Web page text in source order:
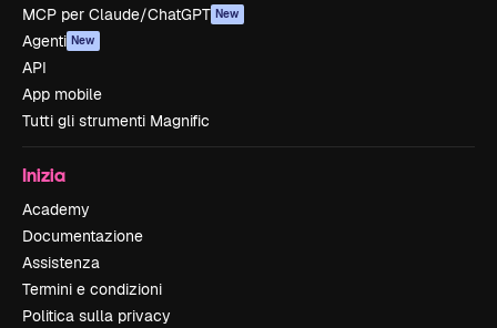
MCP per Claude/ChatGPT New
Agenti New
API
App mobile
Tutti gli strumenti Magnific
Inizia
Academy
Documentazione
Assistenza
Termini e condizioni
Politica sulla privacy